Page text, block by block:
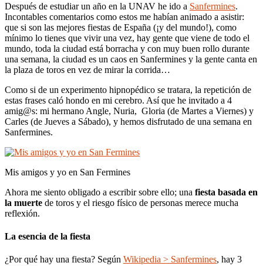
Después de estudiar un año en la UNAV he ido a Sanfermines.
Incontables comentarios como estos me habían animado a asistir:
que si son las mejores fiestas de España (¡y del mundo!), como
mínimo lo tienes que vivir una vez, hay gente que viene de todo el
mundo, toda la ciudad está borracha y con muy buen rollo durante
una semana, la ciudad es un caos en Sanfermines y la gente canta en
la plaza de toros en vez de mirar la corrida…
Como si de un experimento hipnopédico se tratara, la repetición de
estas frases caló hondo en mi cerebro. Así que he invitado a 4
amig@s: mi hermano Angle, Nuria, Gloria (de Martes a Viernes) y
Carles (de Jueves a Sábado), y hemos disfrutado de una semana en
Sanfermines.
Mis amigos y yo en San Fermines
Ahora me siento obligado a escribir sobre ello; una fiesta basada en
la muerte de toros y el riesgo físico de personas merece mucha
reflexión.
La esencia de la fiesta
¿Por qué hay una fiesta? Según Wikipedia > Sanfermines, hay 3